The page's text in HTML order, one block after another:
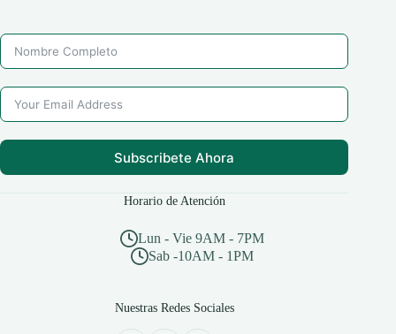
Subscribete Ahora
Horario de Atención
Lun - Vie 9AM - 7PM
Sab -10AM - 1PM
Nuestras Redes Sociales